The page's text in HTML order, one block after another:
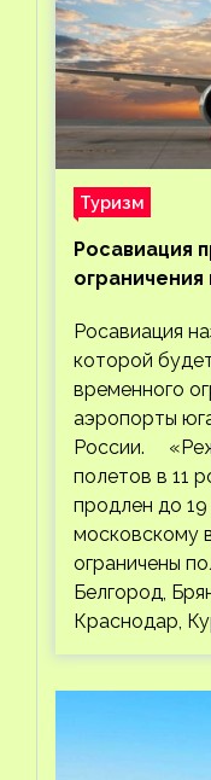
Туризм
Росавиация
Росавиация
которой
временного
аэропорты
России.
полетов в 11
продлен до
московскому
ограничены
Белгород,
Краснодар,